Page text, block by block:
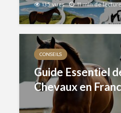
135 vues 11 min de lecture
CONSEILS
Guide Essentiel
Chevaux en